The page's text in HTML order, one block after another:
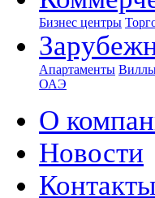
Бизнес центры
Апартаменты
ОАЭ
О
Новости
Контакты